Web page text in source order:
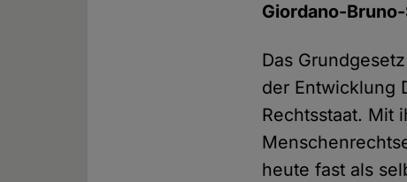
Giordano-
Das
der Entwicklung
Rechtsstaat. Mit
heute fast als